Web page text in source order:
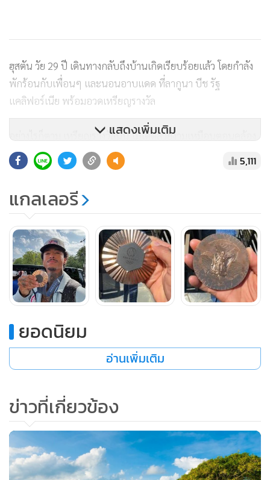
ฮุสตัน วัย 29 ปี เดินทางกลับถึงบ้านเกิดเรียบร้อยแล้ว โดยกำลัง
พักร้อนกับเพื่อนๆ และนอนอาบแดด ที่ลากูนา บีช รัฐ
แคลิฟอร์เนีย พร้อมอวดเหรียญรางวัล
อย่างไรก็ตาม เหรียญรางวัลนั้น ไม่ได้ดูสวยงามเหมือนตอนคล้อง
คอ ขณะยืนบนโพเดียม เนื่องจากคลิปบนเพจ "อินสตาแกรม"
ของ ฮุสตัน พบว่า ทองแดงบนเหรียญเริ่มลอก
ฮุสตัน กล่าว "เอาล่ะ เหรียญรางวัลดูงดงามเมื่อพวกมันยังใหม่กิ๊ก
แต่มันเสื่อมหลังจากอยู่บนตัวของผม แล้วเปียกเหงื่อนิดๆ
หน่อยๆ ขณะที่ผมยอมให้เพื่อนๆ คล้องคอตลอดสุดสัปดาห์"
"ดูเหมือนว่าคุณภาพของเหรียญต่ำกว่าที่พวกคุณคิด ผมหมายถึง
ดูสิ มันลอกแล้ว แม้กระทั่งตรงด้านหน้า ยังเริ่มลอกนิดหน่อย ดัง
นั้นผมคิดว่าเหรียญโอลิมปิกต้องปรับปรุงด้านคุณภาพ"
แสดงเพิ่มเติม
5,111
แกลเลอรี
ยอดนิยม
อ่านเพิ่มเติม
ข่าวที่เกี่ยวข้อง